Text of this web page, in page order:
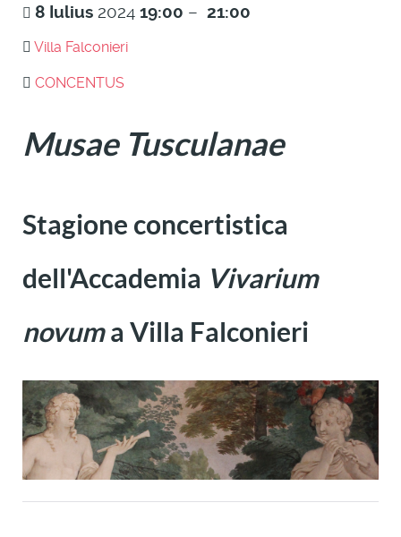
8 Iulius 2024 19:00 – 21:00
Villa Falconieri
CONCENTUS
Musae Tusculanae
Stagione concertistica
dell'Accademia Vivarium
novum a Villa Falconieri